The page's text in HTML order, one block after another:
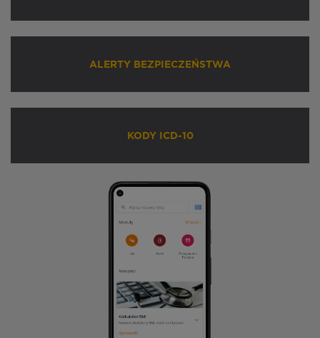
ALERTY BEZPIECZEŃSTWA
KODY ICD-10